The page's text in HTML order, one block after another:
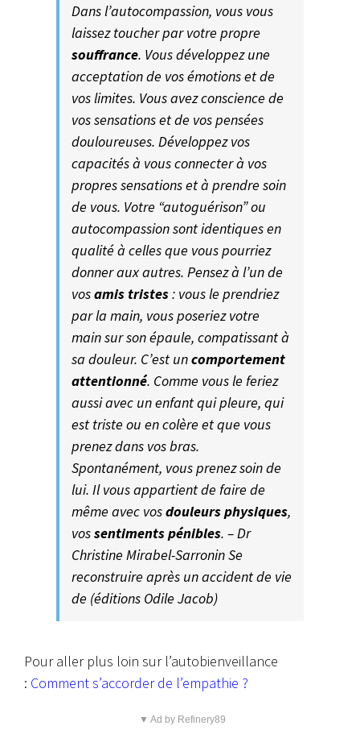
Dans l’autocompassion, vous vous
laissez toucher par votre propre
souffrance. Vous développez une
acceptation de vos émotions et de
vos limites. Vous avez conscience de
vos sensations et de vos pensées
douloureuses. Développez vos
capacités à vous connecter à vos
propres sensations et à prendre soin
de vous. Votre “autoguérison” ou
autocompassion sont identiques en
qualité à celles que vous pourriez
donner aux autres. Pensez à l’un de
vosamis tristes: vous le prendriez
par la main, vous poseriez votre
main sur son épaule, compatissant à
sa douleur. C’est uncomportement
attentionné. Comme vous le feriez
aussi avec un enfant qui pleure, qui
est triste ou en colère et que vous
prenez dans vos bras.
Spontanément, vous prenez soin de
lui. Il vous appartient de faire de
même avec vosdouleurs physiques,
vossentiments pénibles. – Dr
Christine Mirabel-Sarronin Se
reconstruire après un accident de vie
de (éditions Odile Jacob)
Pour aller plus loin sur l’autobienveillance
: Comment s’accorder de l’empathie ?
▼ Ad by Refinery89